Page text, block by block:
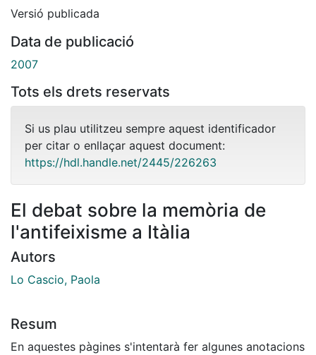
Versió publicada
Data de publicació
2007
Tots els drets reservats
Si us plau utilitzeu sempre aquest identificador
per citar o enllaçar aquest document:
https://hdl.handle.net/2445/226263
El debat sobre la memòria de
l'antifeixisme a Itàlia
Autors
Lo Cascio, Paola
Resum
En aquestes pàgines s'intentarà fer algunes anotacions